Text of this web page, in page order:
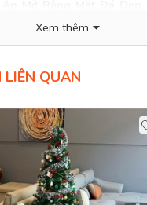
quan tâm tại
1.6*0.8*0.75m
mặt đá ceramic cao cấp.
(Giá gốc: 6.900.000đ)
Cái
mới - còn hàng.
Xem thêm
QUAN